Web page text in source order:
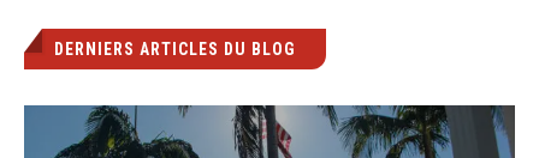
DERNIERS ARTICLES DU BLOG